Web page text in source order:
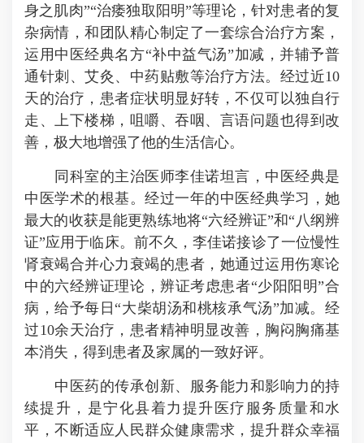
身之肌肉”“治痿独取阳明”等理论，针对患者的复
杂病情，和团队精心制定了一套综合治疗方案，
运用中医经典名方“补中益气汤”加减，并辅予普
通针刺、艾灸、中药贴敷等治疗方法。经过近10
天的治疗，患者症状明显好转，不仅可以独自行
走、上下楼梯，咀嚼、吞咽、言语问题也得到改
善，极大地增强了他的生活信心。
同科室的主治医师李佳诺坦言，中医经典是
中医学术的根基。经过一年的中医经典学习，她
最大的收获是能更熟练地将“六经辨证”和“八纲辨
证”应用于临床。前不久，李佳诺接诊了一位慢性
肾衰竭合并心力衰竭的患者，她通过运用伤寒论
中的六经辨证理论，辨证考虑患者“少阳阳明”合
病，给予每日“大柴胡汤和桃核承气汤”加减。经
过10余天治疗，患者精神明显改善，胸闷胸痛基
本消失，得到患者及家属的一致好评。
中医药的传承创新、服务能力和影响力的持
续提升，是宁化县着力提升医疗服务质量和水
平，不断适应人民群众健康需求，提升群众幸福